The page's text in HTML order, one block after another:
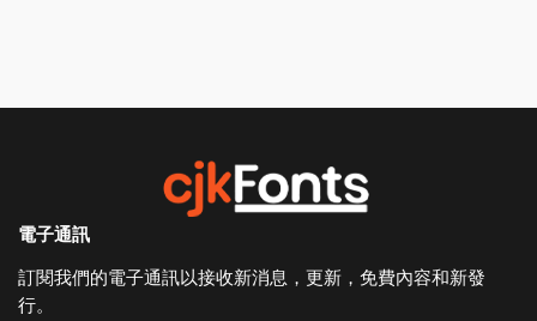
電子通訊
訂閱我們的電子通訊以接收新消息，更新，免費內容和新發
行。